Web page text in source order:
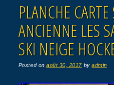
PLANCHE
ANCIENNE LES
SKI NEIGE
Posted onaoût 30, 2017 byadmin